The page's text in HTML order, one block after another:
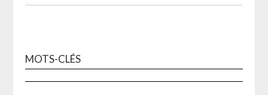
MOTS-CLÉS